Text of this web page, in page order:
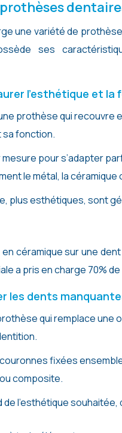
une variété de
ses
l’esthétique et
prothèse qui recouvre
fonction.
pour s’adapter
le métal, la céramique
plus esthétiques, sont
céramique sur une
a pris en charge 70%
les dents
qui remplace une
fixées
composite.
de l’esthétique